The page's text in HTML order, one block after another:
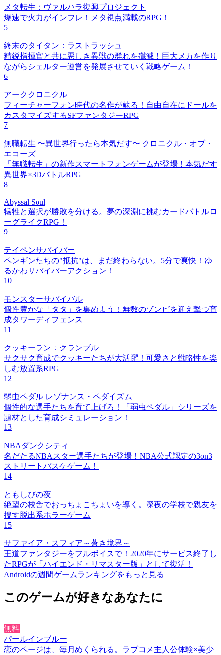
メタ転生：ヴァルハラ復興プロジェクト
爆速で火力がインフレ！メタ視点満載のRPG！
5
終末のタイタン：ラストラッシュ
精鋭指揮官と共に悪しき異獣の群れを殲滅！巨大メカを作り
ながらシェルター運営を発展させていく戦略ゲーム！
6
アーククロニクル
フィーチャーフォン時代の名作が蘇る！自由自在にドールを
カスタマイズするSFファンタジーRPG
7
無職転生 〜異世界行ったら本気だす〜 クロニクル・オブ・
エコーズ
「無職転生」の新作スマートフォンゲームが登場！本気だす
異世界×3DバトルRPG
8
Abyssal Soul
犠牲と選択が勝敗を分ける。夢の深淵に挑むカードバトルロ
ーグライクRPG！
9
テイペンサバイバー
ペンギンたちの"抵抗"は、まだ終わらない。5分で爽快！ゆ
るかわサバイバーアクション！
10
モンスターサバイバル
個性豊かな「タタ」を集めよう！無数のゾンビを迎え撃つ育
成タワーディフェンス
11
クッキーラン：クランブル
サクサク育成でクッキーたちが大活躍！可愛さと戦略性を楽
しむ放置系RPG
12
弱虫ペダル レゾナンス・ペダイズム
個性的な選手たちを育て上げろ！「弱虫ペダル」シリーズを
題材とした育成シミュレーション！
13
NBAダンクシティ
名だたるNBAスター選手たちが登場！NBA公式認定の3on3
ストリートバスケゲーム！
14
ともしびの夜
絶望の校舎でおっちょこちょいを導く。深夜の学校で親友を
捜す脱出系ホラーゲーム
15
サファイア・スフィア～蒼き境界～
王道ファンタジーをフルボイスで！2020年にサービス終了し
たRPGが「ハイエンド・リマスター版」として復活！
Androidの週間ゲームランキングをもっと見る
このゲームが好きなあなたに
無料
パールインブルー
恋のページは、毎月めくられる。ラブコメ主人公体験×美少